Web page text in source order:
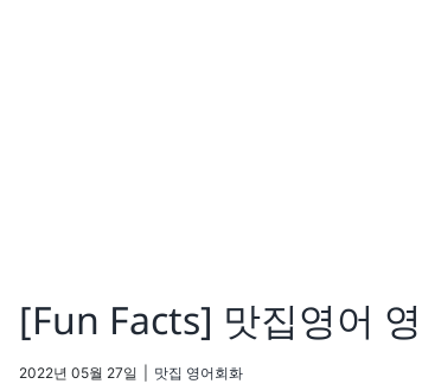
[Fun Facts] 맛집영어
2022년 05월 27일 맛집 영어회화